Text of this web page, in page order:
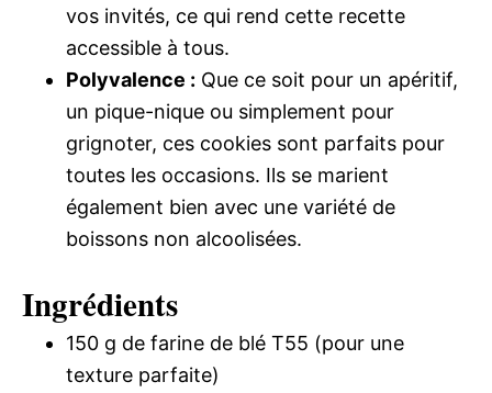
vos invités, ce qui rend cette recette
accessible à tous.
Polyvalence : Que ce soit pour un apéritif,
un pique-nique ou simplement pour
grignoter, ces cookies sont parfaits pour
toutes les occasions. Ils se marient
également bien avec une variété de
boissons non alcoolisées.
Ingrédients
150 g de farine de blé T55 (pour une
texture parfaite)